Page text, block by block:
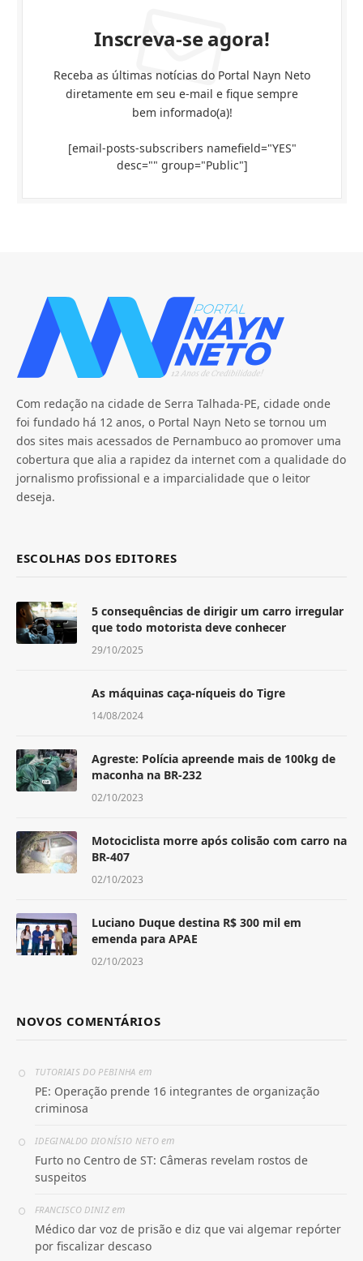
Inscreva-se agora!
Receba as últimas notícias do Portal Nayn Neto
diretamente em seu e-mail e fique sempre
bem informado(a)!
[email-posts-subscribers namefield="YES"
desc="" group="Public"]
Com redação na cidade de Serra Talhada-PE, cidade onde
foi fundado há 12 anos, o Portal Nayn Neto se tornou um
dos sites mais acessados de Pernambuco ao promover uma
cobertura que alia a rapidez da internet com a qualidade do
jornalismo profissional e a imparcialidade que o leitor
deseja.
ESCOLHAS DOS EDITORES
5 consequências de dirigir um carro irregular
que todo motorista deve conhecer
29/10/2025
As máquinas caça-níqueis do Tigre
14/08/2024
Agreste: Polícia apreende mais de 100kg de
maconha na BR-232
02/10/2023
Motociclista morre após colisão com carro na
BR-407
02/10/2023
Luciano Duque destina R$ 300 mil em
emenda para APAE
02/10/2023
NOVOS COMENTÁRIOS
TUTORIAIS DO PEBINHA em
PE: Operação prende 16 integrantes de organização
criminosa
IDEGINALDO DIONÍSIO NETOem
Furto no Centro de ST: Câmeras revelam rostos de
suspeitos
FRANCISCO DINIZem
Médico dar voz de prisão e diz que vai algemar repórter
por fiscalizar descaso